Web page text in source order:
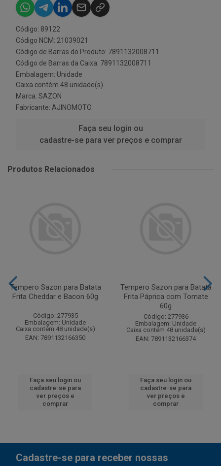
Código: 89122
Código NCM: 21039021
Código de Barras do Produto: 7891132008711
Código de Barras da Caixa: 7891132008711
Embalagem: Unidade
Caixa contém 48 unidade(s)
Marca: SAZON
Fabricante: AJINOMOTO
Faça seu login ou
cadastre-se para ver preços e comprar
Produtos Relacionados
Tempero Sazon para Batata
Frita Cheddar e Bacon 60g
Código: 277935
Embalagem: Unidade
Caixa contém 48 unidade(s)
EAN: 7891132166350
Faça seu login ou
cadastre-se para
ver preços e
comprar
Tempero Sazon para Batata
Frita Páprica com Tomate
60g
Código: 277936
Embalagem: Unidade
Caixa contém 48 unidade(s)
EAN: 7891132166374
Faça seu login ou
cadastre-se para
ver preços e
comprar
Cadastre-se para receber nossas